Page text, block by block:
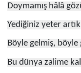
Doymamış hâlâ
Yediğiniz yeter artık
Böyle gelmiş,
Bu dünya zalime